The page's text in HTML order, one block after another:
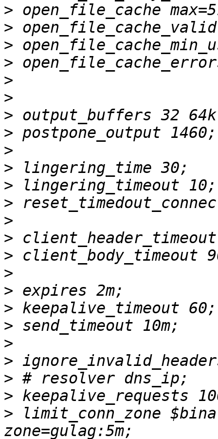
>
>
>
>
>
>
>
>
>
>
>
>
>
>
>
>
>
>
>
>
>
>
>
> limit_conn_zone